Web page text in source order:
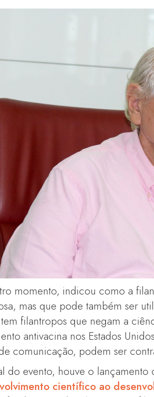
momento, indicou como a
mas que pode também ser
filantropos que negam a
antivacina nos Estados
comunicação, podem ser
do evento, houve o lançamento
científico ao